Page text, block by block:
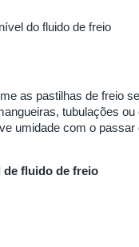
do fluido de freio
as pastilhas de freio
tubulações
umidade com o
fluido de freio